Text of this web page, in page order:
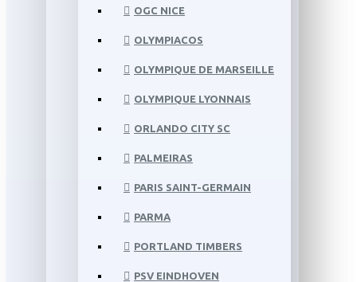
OGC NICE
OLYMPIACOS
OLYMPIQUE DE MARSEILLE
OLYMPIQUE LYONNAIS
ORLANDO CITY SC
PALMEIRAS
PARIS SAINT-GERMAIN
PARMA
PORTLAND TIMBERS
PSV EINDHOVEN